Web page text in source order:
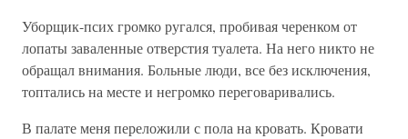
Уборщик-псих громко ругался, пробивая черенком от
лопаты заваленные отверстия туалета. На него никто не
обращал внимания. Больные люди, все без исключения,
топтались на месте и негромко переговаривались.
В палате меня переложили с пола на кровать. Кровати